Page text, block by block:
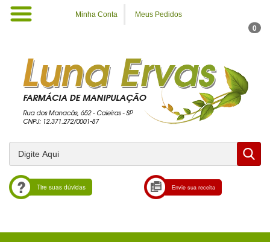
Minha Conta Meus Pedidos
0
Tire suas dúvidas Envie sua receita